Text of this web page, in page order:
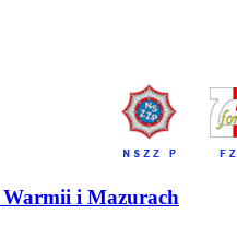
i Mazurach